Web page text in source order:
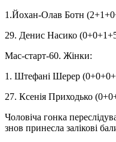
1.Йохан-Олав Ботн
29. Денис Насико
Мас-старт-60. Жінки:
1. Штефані Шерер
27. Ксенія Приходько
Чоловіча гонка
знов принесла залікові